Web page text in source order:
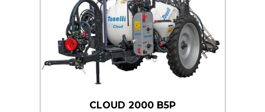
CLOUD 2000 B5P